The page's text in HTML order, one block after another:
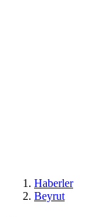
Haberler
Beyrut